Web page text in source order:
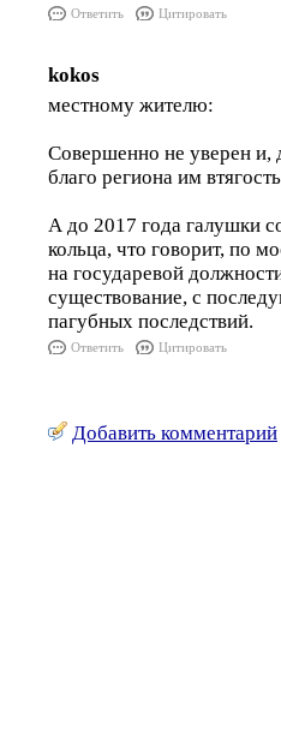
Ответить Цитировать
kokos
местному жителю:
Совершенно не уверен и,
благо региона им
А до 2017 года галушки
кольца, что говорит, по
на государевой
существование, с
пагубных последствий.
Ответить Цитировать
Добавить комментарий